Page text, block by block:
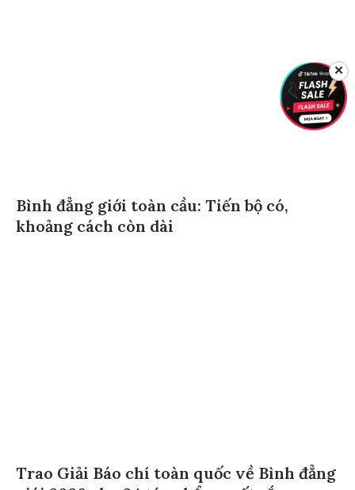
Bình đẳng giới toàn cầu: Tiến bộ có,
khoảng cách còn dài
Trao Giải Báo chí toàn quốc về Bình đẳng
✕